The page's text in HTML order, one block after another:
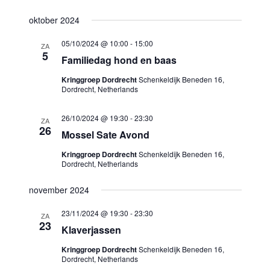
oktober 2024
ZA
5 Familiedag hond en baas
05/10/2024 @ 10:00 - 15:00
Kringgroep DordrechtSchenkeldijk Beneden 16,
Dordrecht, Netherlands
ZA
26 Mossel Sate Avond
26/10/2024 @ 19:30 -23:30
Kringgroep DordrechtSchenkeldijk Beneden 16,
Dordrecht, Netherlands
november 2024
ZA
23 Klaverjassen
23/11/2024 @ 19:30 -23:30
Kringgroep DordrechtSchenkeldijk Beneden 16,
Dordrecht, Netherlands